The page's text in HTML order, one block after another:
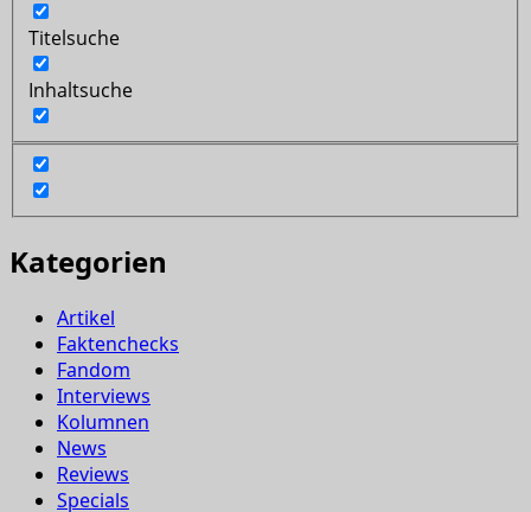
Titelsuche
Inhaltsuche
Kategorien
Artikel
Faktenchecks
Fandom
Interviews
Kolumnen
News
Reviews
Specials